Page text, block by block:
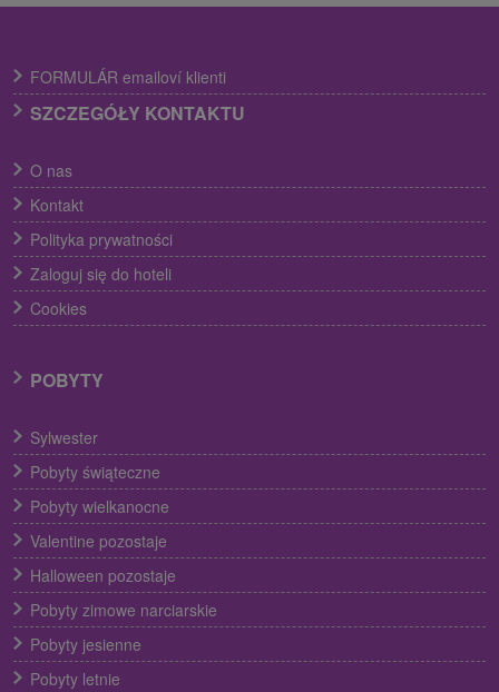
FORMULÁR emailoví klienti
SZCZEGÓŁY KONTAKTU
O nas
Kontakt
Polityka prywatności
Zaloguj się do hoteli
Cookies
POBYTY
Sylwester
Pobyty świąteczne
Pobyty wielkanocne
Valentine pozostaje
Halloween pozostaje
Pobyty zimowe narciarskie
Pobyty jesienne
Pobyty letnie